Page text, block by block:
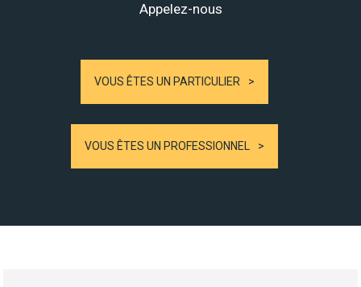
Appelez-nous
VOUS ÊTES UN PARTICULIER
VOUS ÊTES UN PROFESSIONNEL